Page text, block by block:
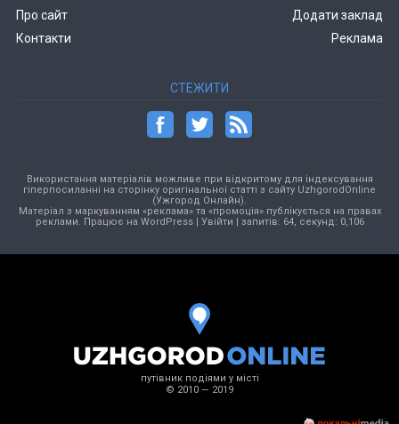
Про сайт
Контакти
Додати заклад
Реклама
СТЕЖИТИ
Використання матеріалів можливе при відкритому для індексування
гіперпосиланні на сторінку оригінальної статті з сайту UzhgorodOnline
(Ужгород Онлайн).
Матеріал з маркуванням «реклама» та «промоція» публікується на правах
реклами. Працює на WordPress| Увійти | запитів: 64, секунд: 0,106
путівник подіями у місті
© 2010 — 2019